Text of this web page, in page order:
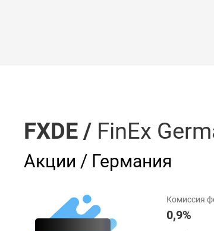
FXDE/ FinEx
Акции / Германия
Комиссия
0,9%